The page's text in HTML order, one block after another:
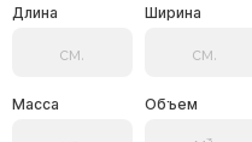
Длина Ширина
Масса Объем